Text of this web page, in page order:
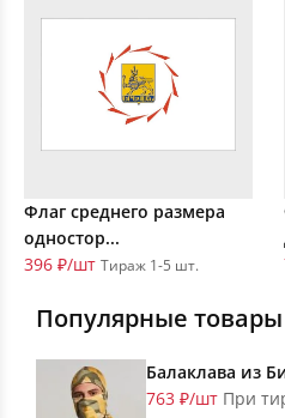
Флаг среднего размера
одностор...
396 ₽/шт Тираж 1-5 шт.
Популярные товары
Балаклава из
763 ₽/шт При